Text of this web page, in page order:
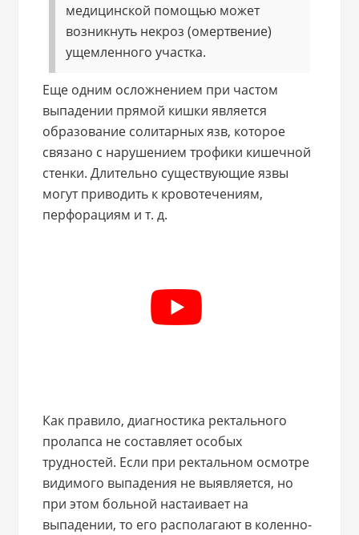
медицинской помощью может
возникнуть некроз (омертвение)
ущемленного участка.
Еще одним осложнением при частом
выпадении прямой кишки является
образование солитарных язв, которое
связано с нарушением трофики кишечной
стенки. Длительно существующие язвы
могут приводить к кровотечениям,
перфорациям и т. д.
Как правило, диагностика ректального
пролапса не составляет особых
трудностей. Если при ректальном осмотре
видимого выпадения не выявляется, но
при этом больной настаивает на
выпадении, то его располагают в коленно-